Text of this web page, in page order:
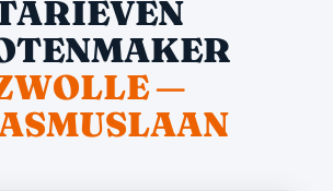
—